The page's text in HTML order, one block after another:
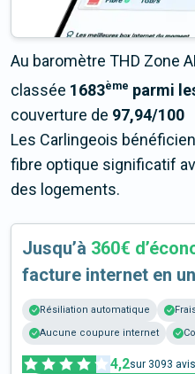
Au baromètre THD Zone
classée 1683ème parmi
couverture de 97,94/100
Les Carlingeois
fibre optique significatif
des logements.
Jusqu’à 360€
facture internet en
Résiliation automatique
Aucune coupure internet
4,2sur 3093